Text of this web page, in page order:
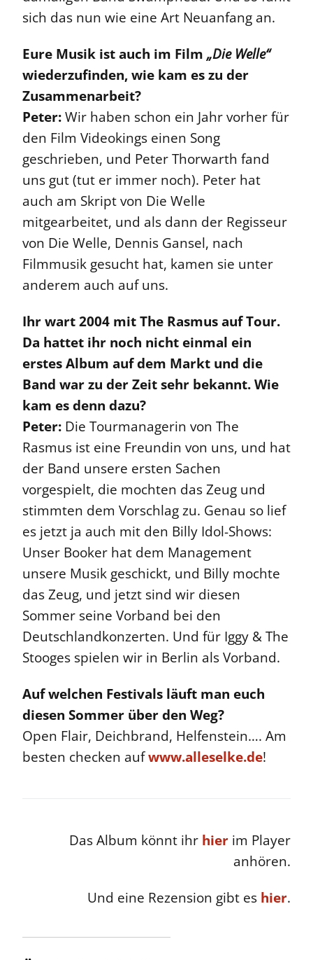
sich das nun wie eine Art Neuanfang an.
Eure Musik ist auch im Film „Die Welle“
wiederzufinden, wie kam es zu der
Zusammenarbeit?
Peter:Wir haben schon ein Jahr vorher für
den Film Videokings einen Song
geschrieben, und Peter Thorwarth fand
uns gut (tut er immer noch). Peter hat
auch am Skript von Die Welle
mitgearbeitet, und als dann der Regisseur
von Die Welle, Dennis Gansel, nach
Filmmusik gesucht hat, kamen sie unter
anderem auch auf uns.
Ihr wart 2004 mit The Rasmus auf Tour.
Da hattet ihr noch nicht einmal ein
erstes Album auf dem Markt und die
Band war zu der Zeit sehr bekannt. Wie
kam es denn dazu?
Peter: Die Tourmanagerin von The
Rasmus ist eine Freundin von uns, und hat
der Band unsere ersten Sachen
vorgespielt, die mochten das Zeug und
stimmten dem Vorschlag zu. Genau so lief
es jetzt ja auch mit den Billy Idol-Shows:
Unser Booker hat dem Management
unsere Musik geschickt, und Billy mochte
das Zeug, und jetzt sind wir diesen
Sommer seine Vorband bei den
Deutschlandkonzerten. Und für Iggy & The
Stooges spielen wir in Berlin als Vorband.
Auf welchen Festivals läuft man euch
diesen Sommer über den Weg?
Open Flair, Deichbrand, Helfenstein…. Am
besten checken aufwww.alleselke.de!
Das Album könnt ihr hier im Player
anhören.
Und eine Rezension gibt es hier.